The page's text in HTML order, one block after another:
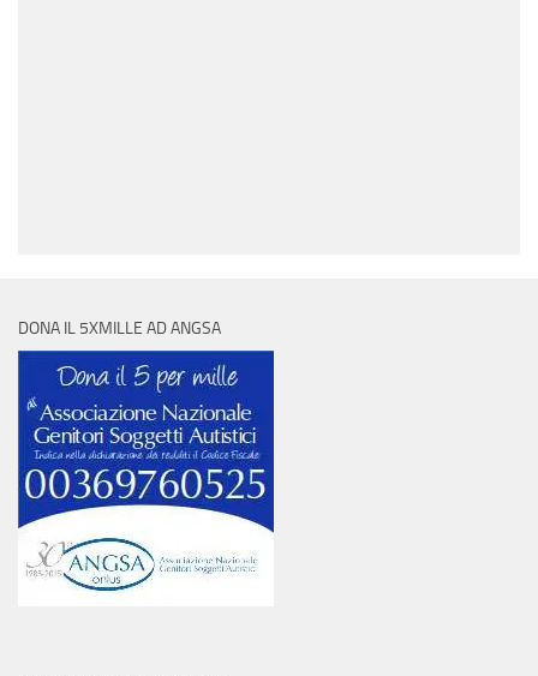
DONA IL 5XMILLE AD ANGSA